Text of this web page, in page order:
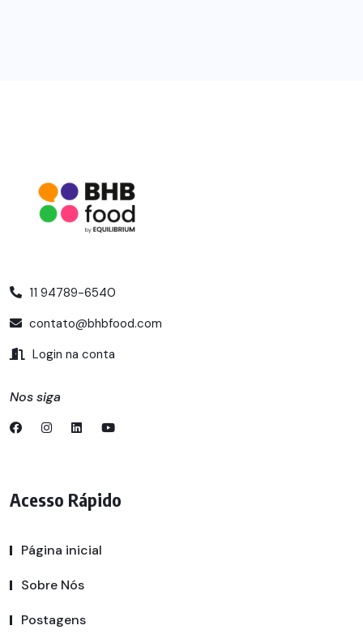
11 94789-6540
contato@bhbfood.com
Login na conta
Nos siga
Acesso Rápido
Página inicial
Sobre Nós
Postagens